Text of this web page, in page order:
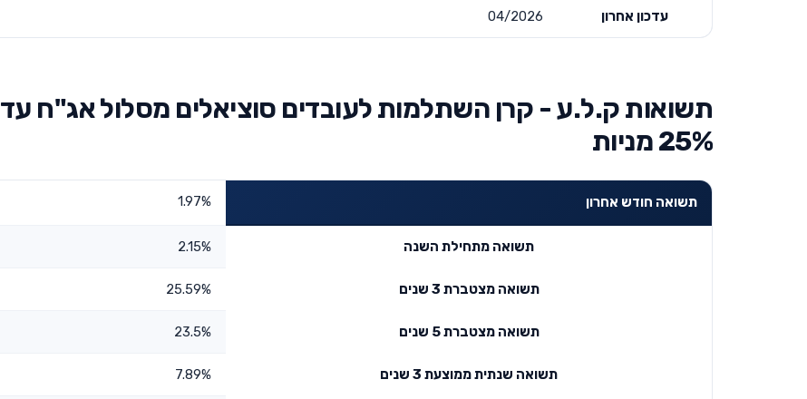
עדכון אחרון 04/2026
תשואות ק.ל.ע - קרן השתלמות לעובדים סוציאלים מסלול אג"ח עד
25% מניות
תשואה חודש אחרון 1.97%
תשואה מתחילת השנה 2.15%
תשואה מצטברת 3 שנים 25.59%
תשואה מצטברת 5 שנים 23.5%
תשואה שנתית ממוצעת 3 שנים 7.89%